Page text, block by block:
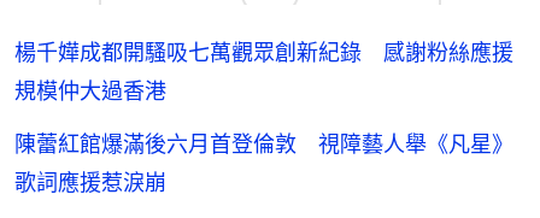
楊千嬅成都開騷吸七萬觀眾創新紀錄 感謝粉絲應援
規模仲大過香港
陳蕾紅館爆滿後六月首登倫敦 視障藝人舉《凡星》
歌詞應援惹淚崩